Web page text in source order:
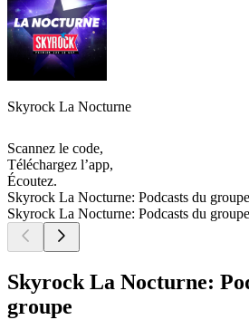
Skyrock La Nocturne
Scannez le code,
Téléchargez l’app,
Écoutez.
Skyrock La Nocturne: Podcasts du groupe
Skyrock La Nocturne: Podcasts du groupe
Skyrock La Nocturne:
groupe